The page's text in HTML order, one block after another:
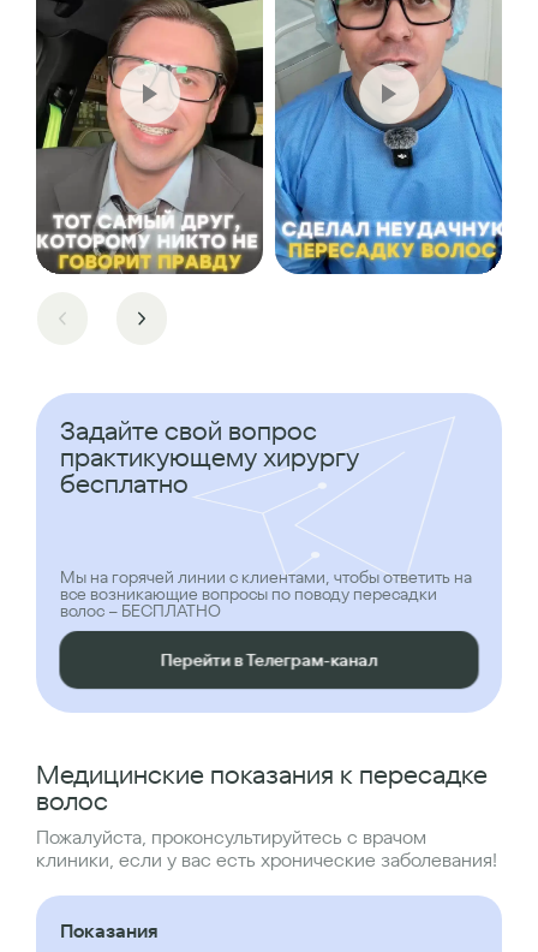
Задайте свой вопрос
практикующему хирургу
бесплатно
Мы на горячей линии с клиентами, чтобы ответить на
все возникающие вопросы по поводу пересадки
волос – БЕСПЛАТНО
Перейти в Телеграм-канал
Медицинские показания к пересадке
волос
Пожалуйста, проконсультируйтесь с врачом
клиники, если у вас есть хронические заболевания!
Показания